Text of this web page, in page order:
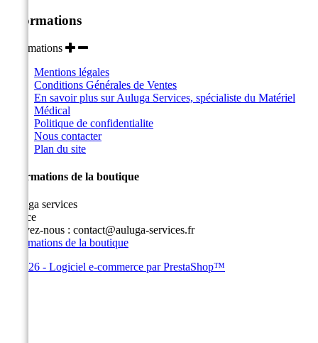
Informations
Informations
Mentions légales
Conditions Générales de Ventes
En savoir plus sur Auluga Services, spécialiste du Matériel
Médical
Politique de confidentialite
Nous contacter
Plan du site
Informations de la boutique
Auluga services
France
Écrivez-nous : contact@auluga-services.fr
Informations de la boutique
© 2026 - Logiciel e-commerce par PrestaShop™